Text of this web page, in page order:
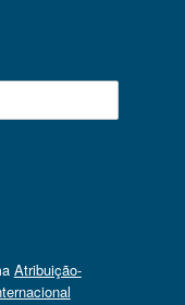
Atribuição-